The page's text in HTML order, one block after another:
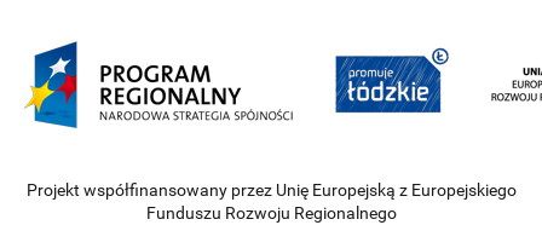
Projekt współfinansowany przez Unię Europejską z Europejskiego
Funduszu Rozwoju Regionalnego